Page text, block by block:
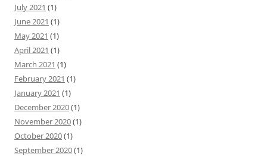
July 2021 (1)
June 2021 (1)
May 2021 (1)
April 2021 (1)
March 2021 (1)
February 2021 (1)
January 2021 (1)
December 2020(1)
November 2020(1)
October 2020(1)
September 2020(1)